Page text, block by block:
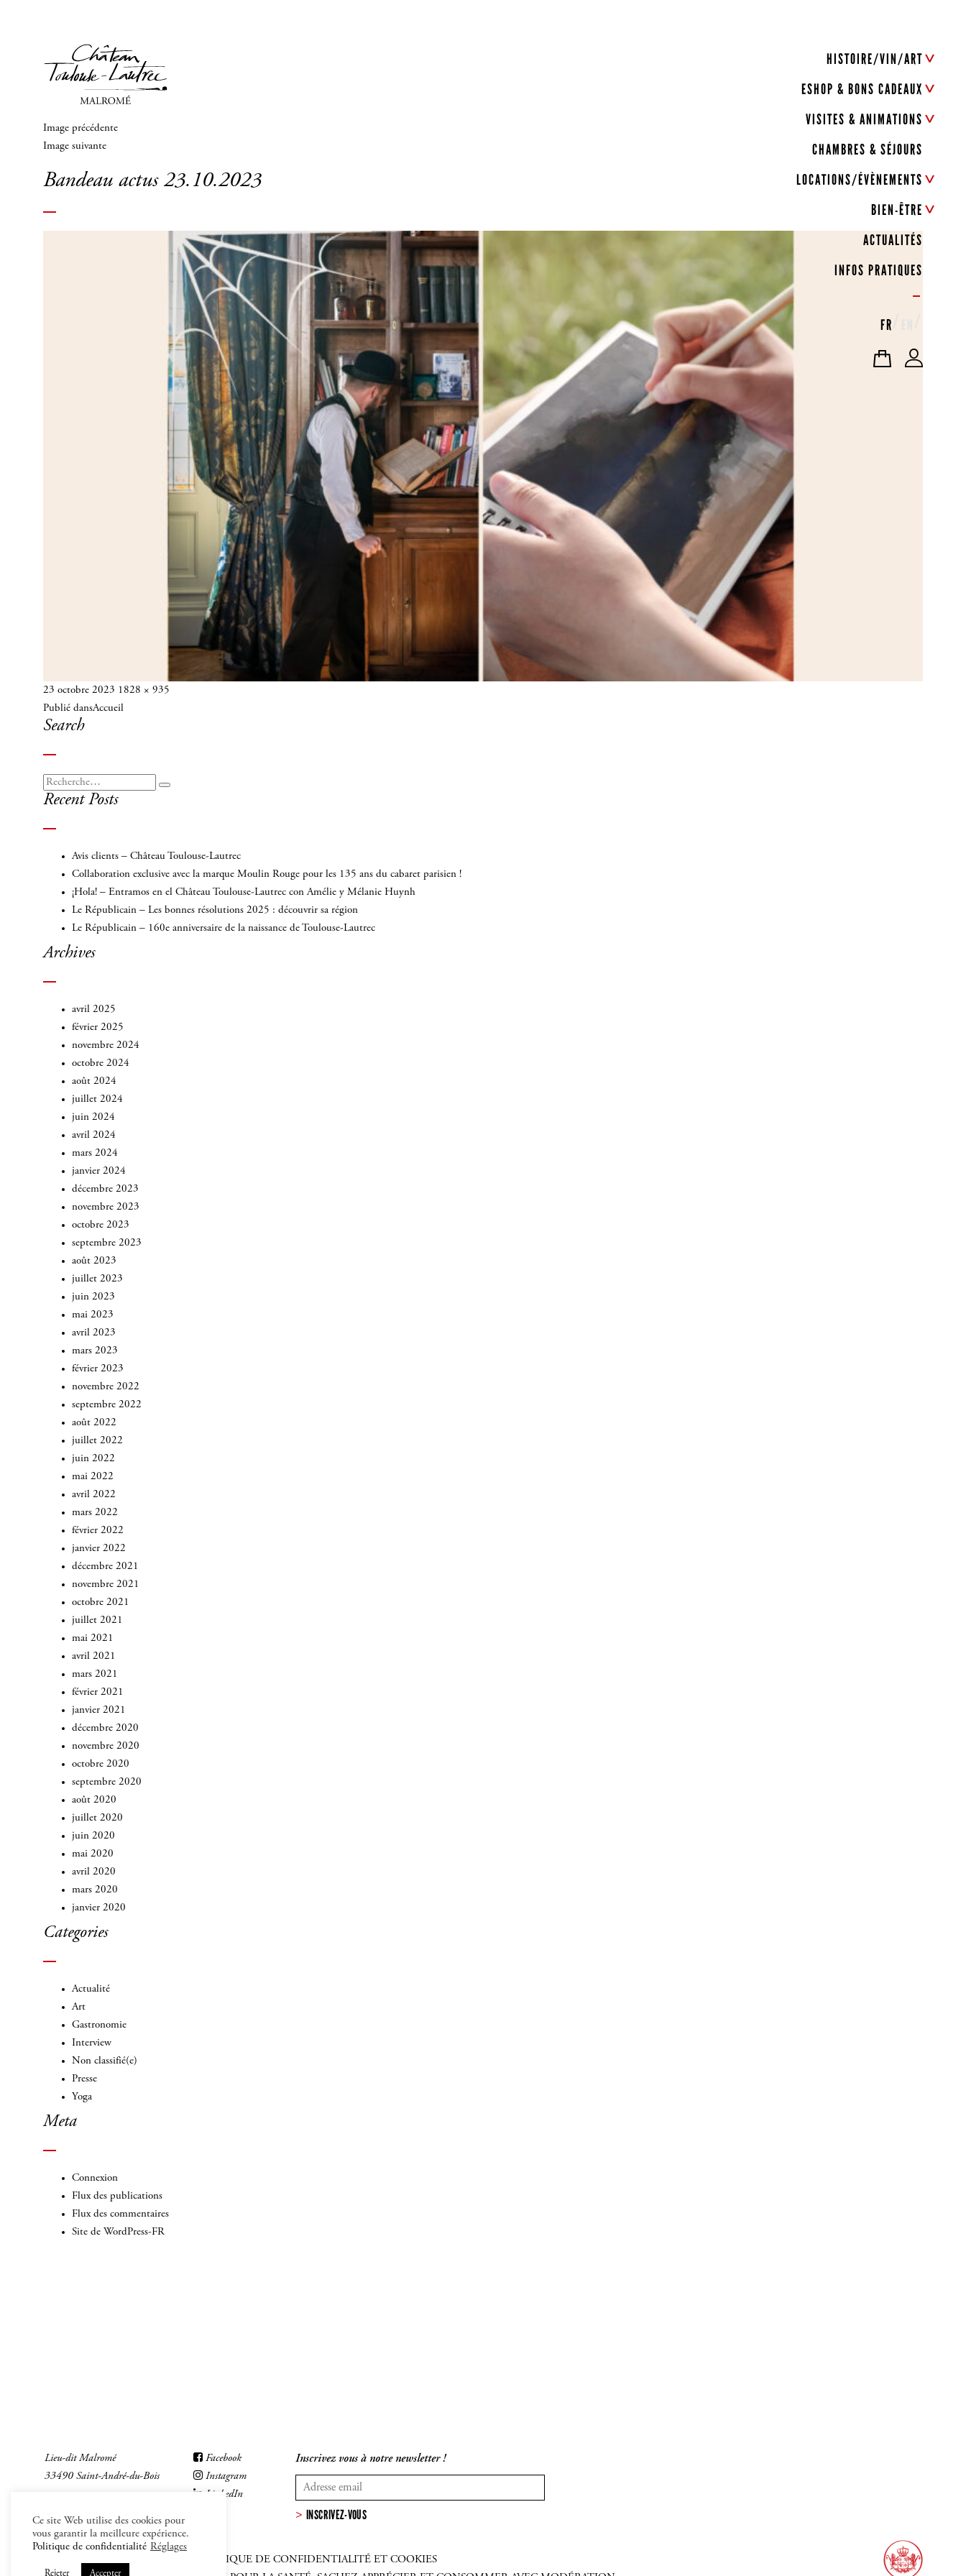
HISTOIRE/VIN/ART
ESHOP & BONS CADEAUX
VISITES & ANIMATIONS
CHAMBRES & SÉJOURS
LOCATIONS/ÉVÈNEMENTS
BIEN-ÊTRE
ACTUALITÉS
INFOS PRATIQUES
FR
Image précédente
Image suivante
Bandeau actus 23.10.2023
Publié
le
23 octobre 2023 Taille
réelle
1828 × 935
Navigation
de
Publié dansAccueil
Search
Recherche
pour
Recherche
Recent Posts
Avis clients – Château Toulouse-Lautrec
Collaboration exclusive avec la marque Moulin Rouge pour les 135 ans du cabaret parisien !
¡Hola! – Entramos en el Château Toulouse-Lautrec con Amélie y Mélanie Huynh
Le Républicain – Les bonnes résolutions 2025 : découvrir sa région
Le Républicain – 160e anniversaire de la naissance de Toulouse-Lautrec
Archives
avril 2025
février 2025
novembre 2024
octobre 2024
août 2024
juillet 2024
juin 2024
avril 2024
mars 2024
janvier 2024
décembre 2023
novembre 2023
octobre 2023
septembre 2023
août 2023
juillet 2023
juin 2023
mai 2023
avril 2023
mars 2023
février 2023
novembre 2022
septembre 2022
août 2022
juillet 2022
juin 2022
mai 2022
avril 2022
mars 2022
février 2022
janvier 2022
décembre 2021
novembre 2021
octobre 2021
juillet 2021
mai 2021
avril 2021
mars 2021
février 2021
janvier 2021
décembre 2020
novembre 2020
octobre 2020
septembre 2020
août 2020
juillet 2020
juin 2020
mai 2020
avril 2020
mars 2020
janvier 2020
Categories
Actualité
Art
Gastronomie
Interview
Non classifié(e)
Presse
Yoga
Meta
Connexion
Flux des publications
Flux des commentaires
Site de WordPress-FR
Lieu-dit Malromé
33490 Saint-André-du-Bois
Facebook
Instagram
LinkedIn
Inscrivez vous à notre newsletter !
INSCRIVEZ-VOUS
POLITIQUE DE CONFIDENTIALITÉ ET COOKIES
Ce site Web utilise des cookies pour
vous garantir la meilleure expérience.
Politique de confidentialité Réglages